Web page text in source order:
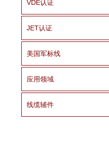
VDE认证
JET认证
美国军标线
应用领域
线缆辅件